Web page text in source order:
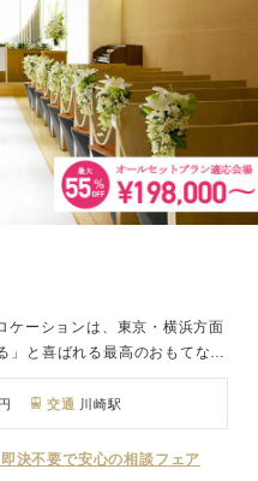
ケーションは、東京・横浜方面
」と喜ばれる最高のおもてなし
彿とさせるチャペルは、本物
数でも寂しくない柔らかな温も
ではの充実した宿泊施設や本
、お二人の門出にふさわしい安
交通 川崎駅
決不要で安心の相談フェア